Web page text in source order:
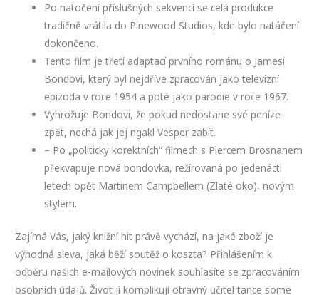
Po natočení příslušných sekvencí se celá produkce
tradičně vrátila do Pinewood Studios, kde bylo natáčení
dokončeno.
Tento film je třetí adaptací prvního románu o Jamesi
Bondovi, který byl nejdříve zpracován jako televizní
epizoda v roce 1954 a poté jako parodie v roce 1967.
Vyhrožuje Bondovi, že pokud nedostane své peníze
zpět, nechá jak jej ngakl Vesper zabít.
– Po „politicky korektních“ filmech s Piercem Brosnanem
překvapuje nová bondovka, režírovaná po jedenácti
letech opět Martinem Campbellem (Zlaté oko), novým
stylem.
Zajímá Vás, jaký knižní hit právě vychází, na jaké zboží je
výhodná sleva, jaká běží soutěž o koszta? Přihlášením k
odběru našich e-mailových novinek souhlasíte se zpracováním
osobních údajů. Život jí komplikují otravný učitel tance some